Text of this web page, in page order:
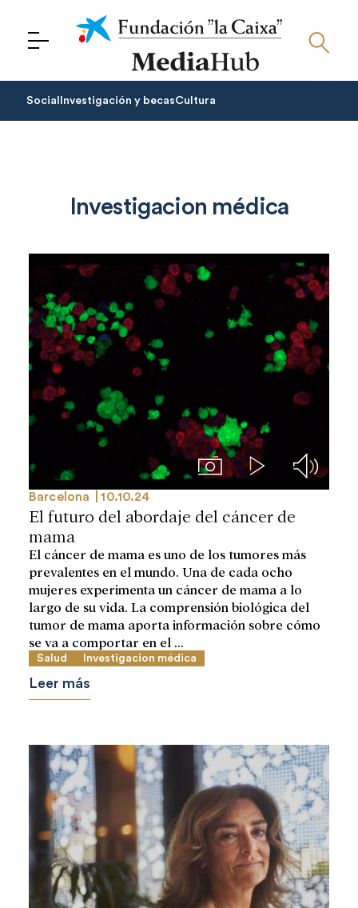
Menu
Social Investigación y becasCultura
Investigacion médica
ImágenesVideos Audios
Barcelona 10.10.24
El futuro del abordaje del cáncer de
mama
El cáncer de mama es uno de los tumores más
prevalentes en el mundo. Una de cada ocho
mujeres experimenta un cáncer de mama a lo
largo de su vida. La comprensión biológica del
tumor de mama aporta información sobre cómo
se va a comportar en el ...
Salud Investigacion médica
Leer más